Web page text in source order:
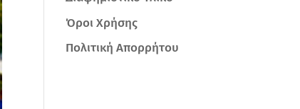
Όροι Χρήσης
Πολιτική Απορρήτου